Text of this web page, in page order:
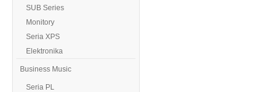
SUB Series
Monitory
Seria XPS
Elektronika
Business Music
Seria PL